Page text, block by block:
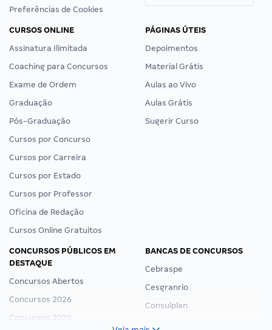
Preferências de Cookies
CURSOS ONLINE
Assinatura Ilimitada
Coaching para Concursos
Exame de Ordem
Graduação
Pós-Graduação
Cursos por Concurso
Cursos por Carreira
Cursos por Estado
Cursos por Professor
Oficina de Redação
Cursos Online Gratuitos
PÁGINAS ÚTEIS
Depoimentos
Material Grátis
Aulas ao Vivo
Aulas Grátis
Sugerir Curso
CONCURSOS PÚBLICOS EM
DESTAQUE
Concursos Abertos
Concursos 2026
Concursos 2025
BANCAS DE CONCURSOS
Cebraspe
Cesgranrio
Consulplan